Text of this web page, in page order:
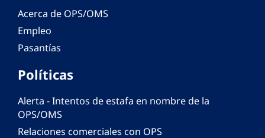
Acerca de OPS/OMS
Empleo
Pasantías
Políticas
Alerta - Intentos de estafa en nombre de la
OPS/OMS
Relaciones comerciales con OPS